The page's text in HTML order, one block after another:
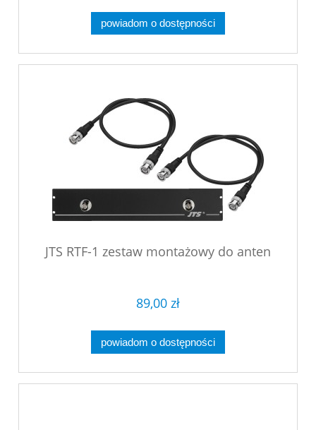
powiadom o dostępności
JTS RTF-1 zestaw montażowy do anten
89,00 zł
powiadom o dostępności